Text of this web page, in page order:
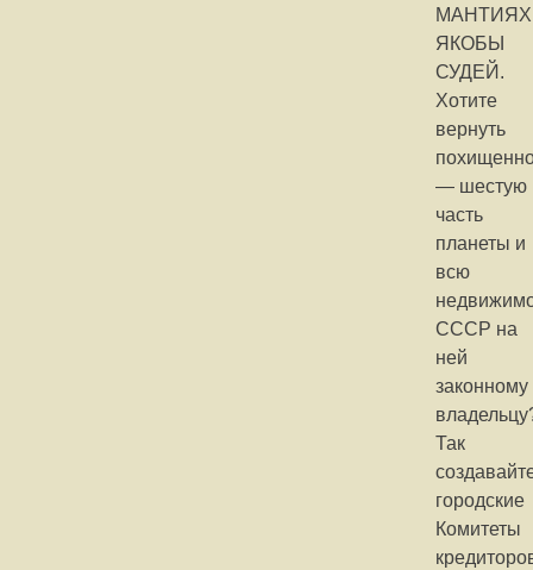
МАНТИЯХ
ЯКОБЫ
СУДЕЙ.
Хотите
вернуть
— шестую
часть
планеты и
всю
СССР на
ней
законному
Так
городские
Комитеты